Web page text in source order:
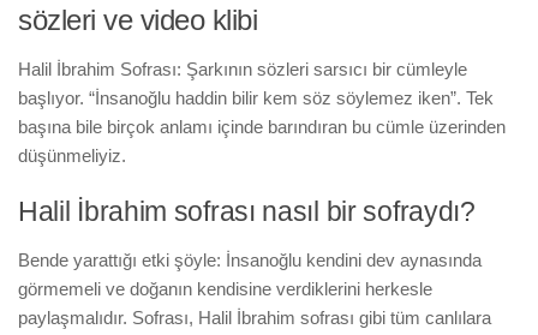
sözleri ve video klibi
Halil İbrahim Sofrası: Şarkının sözleri sarsıcı bir cümleyle
başlıyor. “İnsanoğlu haddin bilir kem söz söylemez iken”. Tek
başına bile birçok anlamı içinde barındıran bu cümle üzerinden
düşünmeliyiz.
Halil İbrahim sofrası nasıl bir sofraydı?
Bende yarattığı etki şöyle: İnsanoğlu kendini dev aynasında
görmemeli ve doğanın kendisine verdiklerini herkesle
paylaşmalıdır. Sofrası, Halil İbrahim sofrası gibi tüm canlılara